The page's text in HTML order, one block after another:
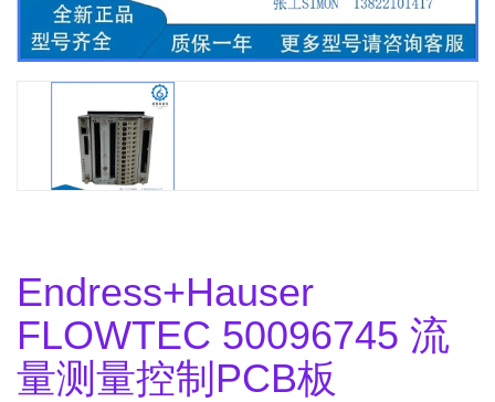
Endress+Hauser
FLOWTEC 50096745 流
量测量控制PCB板